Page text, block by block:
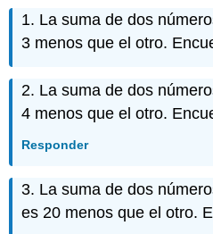
escritura
1. La suma de dos
3 menos que el otro.
2. La suma de dos
4 menos que el otro.
Responder
3. La suma de dos
es 20 menos que el otro.